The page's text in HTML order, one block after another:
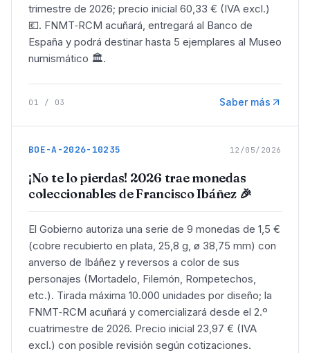
trimestre de 2026; precio inicial 60,33 € (IVA excl.)
💶. FNMT‑RCM acuñará, entregará al Banco de
España y podrá destinar hasta 5 ejemplares al Museo
numismático 🏛️.
01 / 03 Saber más
BOE-A-2026-10235 12/05/2026
¡No te lo pierdas! 2026 trae monedas
coleccionables de Francisco Ibáñez 🎉
El Gobierno autoriza una serie de 9 monedas de 1,5 €
(cobre recubierto en plata, 25,8 g, ø 38,75 mm) con
anverso de Ibáñez y reversos a color de sus
personajes (Mortadelo, Filemón, Rompetechos,
etc.). Tirada máxima 10.000 unidades por diseño; la
FNMT‑RCM acuñará y comercializará desde el 2.º
cuatrimestre de 2026. Precio inicial 23,97 € (IVA
excl.) con posible revisión según cotizaciones.